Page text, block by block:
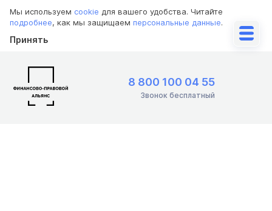
Мы используем cookie для вашего удобства. Читайте
подробнее, как мы защищаем персональные данные.
Принять
8 800 100 04 55
Звонок бесплатный